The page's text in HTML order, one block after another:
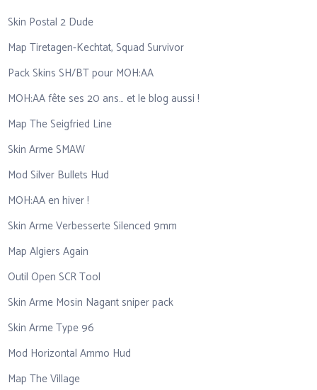
Skin Postal 2 Dude
Map Tiretagen-Kechtat, Squad Survivor
Pack Skins SH/BT pour MOH:AA
MOH:AA fête ses 20 ans… et le blog aussi !
Map The Seigfried Line
Skin Arme SMAW
Mod Silver Bullets Hud
MOH:AA en hiver !
Skin Arme Verbesserte Silenced 9mm
Map Algiers Again
Outil Open SCR Tool
Skin Arme Mosin Nagant sniper pack
Skin Arme Type 96
Mod Horizontal Ammo Hud
Map The Village